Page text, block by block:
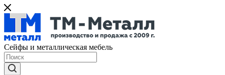
Сейфы и металлическая мебель